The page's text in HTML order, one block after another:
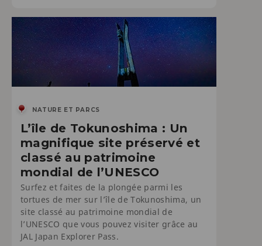
NATURE ET PARCS
L’île de Tokunoshima : Un
magnifique site préservé et
classé au patrimoine
mondial de l’UNESCO
Surfez et faites de la plongée parmi les
tortues de mer sur l’île de Tokunoshima, un
site classé au patrimoine mondial de
l’UNESCO que vous pouvez visiter grâce au
JAL Japan Explorer Pass.